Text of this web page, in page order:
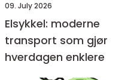
09. July 2026
Elsykkel: moderne
transport som gjør
hverdagen enklere